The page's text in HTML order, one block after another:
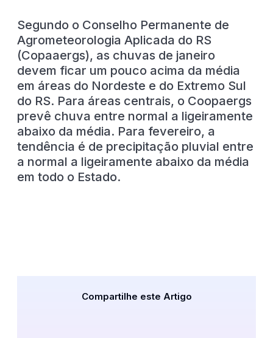
Segundo o Conselho Permanente de
Agrometeorologia Aplicada do RS
(Copaaergs), as chuvas de janeiro
devem ficar um pouco acima da média
em áreas do Nordeste e do Extremo Sul
do RS. Para áreas centrais, o Coopaergs
prevê chuva entre normal a ligeiramente
abaixo da média. Para fevereiro, a
tendência é de precipitação pluvial entre
a normal a ligeiramente abaixo da média
em todo o Estado.
Compartilhe este Artigo